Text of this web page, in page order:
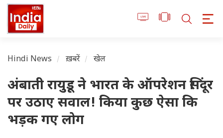
Hindi News ख़बरें खेल
अंबाती रायुडू ने भारत के ऑपरेशन सिंदूर
पर उठाए सवाल! किया कुछ ऐसा कि
भड़क गए लोग